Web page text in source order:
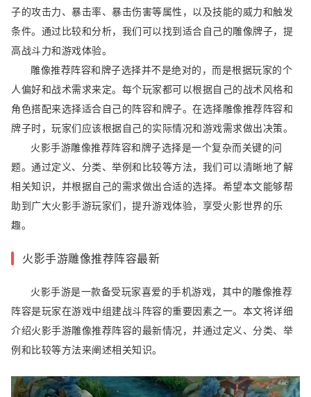
子的攻击力、暴击率、暴击伤害等属性，以及技能的威力和触发
条件。通过比较和分析，我们可以找到适合自己的雕像牌子，提
高战斗力和游戏体验。
雕像推荐阵容和牌子选择并不是绝对的，而是根据玩家的个
人偏好和战术需求来定。每个玩家都可以根据自己的战术风格和
角色搭配来选择适合自己的阵容和牌子。在选择雕像推荐阵容和
牌子时，玩家们应该根据自己的实际情况和游戏需求做出决策。
火影手游雕像推荐阵容和牌子选择是一个复杂而关键的问
题。通过定义、分类、举例和比较等方法，我们可以清晰地了解
相关知识，并根据自己的需求做出合适的选择。希望本文能够帮
助到广大火影手游玩家们，提升游戏体验，享受火影世界的乐
趣。
火影手游雕像推荐阵容最新
火影手游是一款备受玩家喜爱的手机游戏，其中的雕像推荐
阵容是玩家在游戏中组建战斗阵容的重要因素之一。本文将详细
介绍火影手游雕像推荐阵容的最新情况，并通过定义、分类、举
例和比较等方法来阐述相关知识。